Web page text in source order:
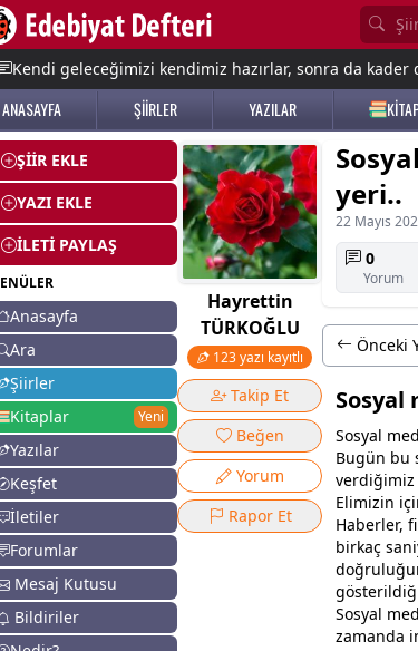
Kendi geleceğimizi kendimiz hazırlar, sonra da kader
ANASAYFA ŞİİRLER YAZILAR
ŞİİR EKLE
YAZI EKLE
İLETİ PAYLAŞ
Anasayfa
Ara
Şiirler
Kitaplar
Yeni
Yazılar
Keşfet
İletiler
Forumlar
Mesaj Kutusu
Bildiriler
Hayrettin
TÜRKOĞLU
123 yazı kayıtlı
Takip Et
Beğen
Yorum
Rapor Et
yeri..
22 Mayıs
0
Yorum
Önceki
Sosyal
Sosyal
Bugün bu
verdiğimiz
Elimizin
Haberler,
birkaç
Sosyal
zamanda